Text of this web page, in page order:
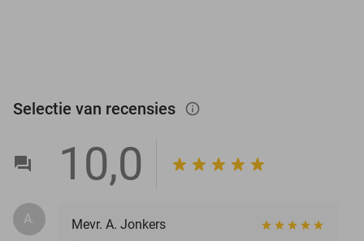
Selectie van recensies info_outlined
10,0
A.
Mevr. A. Jonkers